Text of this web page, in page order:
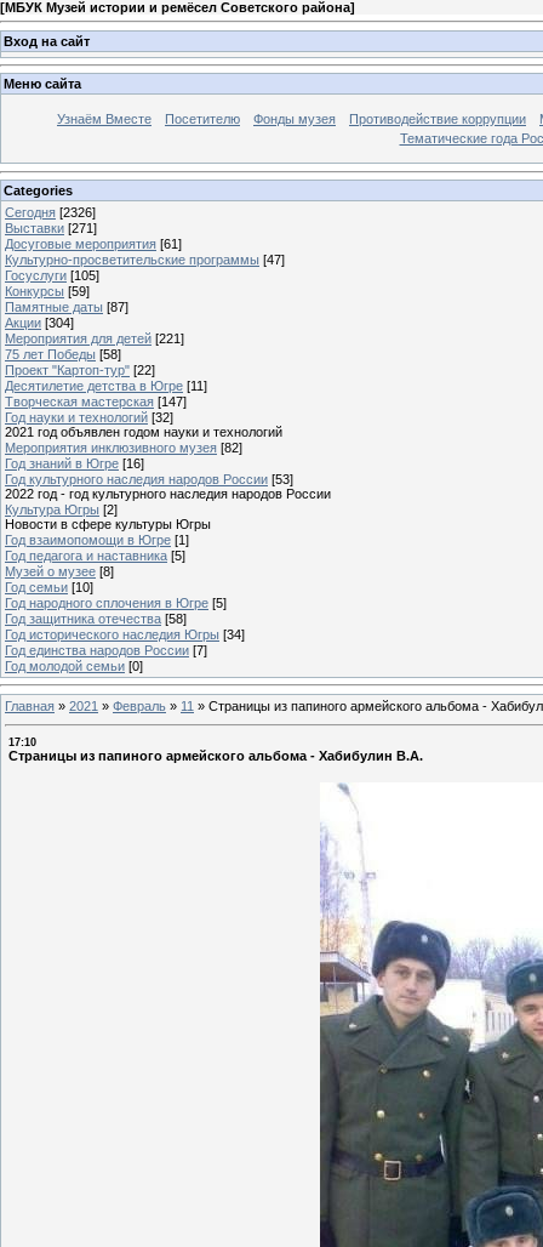
[МБУК Музей истории и ремёсел Советского района]
Вход на сайт
Меню сайта
Узнаём Вместе Посетителю Фонды музея Противодействие коррупции
Тематические года
Categories
Сегодня [2326]
Выставки [271]
Досуговые мероприятия [61]
Культурно-просветительские программы [47]
Госуслуги [105]
Конкурсы [59]
Памятные даты [87]
Акции [304]
Мероприятия для детей [221]
75 лет Победы [58]
Проект "Картоп-тур" [22]
Десятилетие детства в Югре [11]
Творческая мастерская [147]
Год науки и технологий [32]
2021 год объявлен годом науки и технологий
Мероприятия инклюзивного музея [82]
Год знаний в Югре [16]
Год культурного наследия народов России [53]
2022 год - год культурного наследия народов России
Культура Югры [2]
Новости в сфере культуры Югры
Год взаимопомощи в Югре [1]
Год педагога и наставника [5]
Музей о музее [8]
Год семьи [10]
Год народного сплочения в Югре [5]
Год защитника отечества [58]
Год исторического наследия Югры [34]
Год единства народов России [7]
Год молодой семьи [0]
Главная » 2021 » Февраль » 11 » Страницы из папиного армейского альбома -
17:10
Страницы из папиного армейского альбома - Хабибулин В.А.